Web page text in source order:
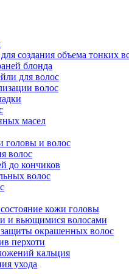
создания объема тонких
блонда
для волос
волос
масел
головы и волос
волос
до кончиков
волос
кожи головы
и вьющимися волосами
окрашенных волос
перхоти
кальция
ухода